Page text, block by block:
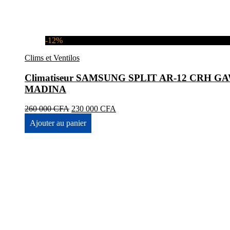
-12%
Clims et Ventilos
Climatiseur SAMSUNG SPLIT AR-12 CRH
MADINA
260 000CFA Le
initial
était :
230 000 CFA
Ajouter au panier